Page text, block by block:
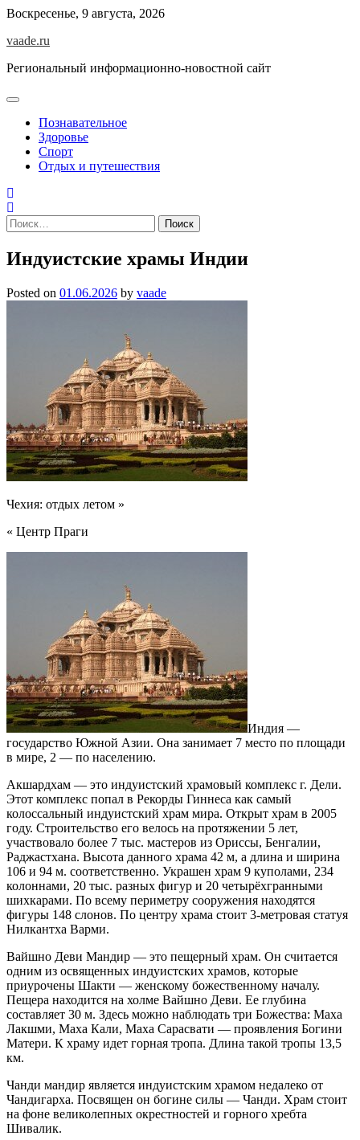
Skip
content
Воскресенье, 9 августа, 2026
vaade.ru
Региональный информационно-новостной сайт
Познавательное
Здоровье
Спорт
Отдых и путешествия
Найти:
Индуистские храмы Индии
Posted on 01.06.2026 by vaade
Чехия: отдых летом »
« Центр Праги
Индия —
государство Южной Азии. Она занимает 7 место по площади
в мире, 2 — по населению.
Акшардхам — это индуистский храмовый комплекс г. Дели.
Этот комплекс попал в Рекорды Гиннеса как самый
колоссальный индуистский храм мира. Открыт храм в 2005
году. Строительство его велось на протяжении 5 лет,
участвовало более 7 тыс. мастеров из Ориссы, Бенгалии,
Раджастхана. Высота данного храма 42 м, а длина и ширина
106 и 94 м. соответственно. Украшен храм 9 куполами, 234
колоннами, 20 тыс. разных фигур и 20 четырёхгранными
шихкарами. По всему периметру сооружения находятся
фигуры 148 слонов. По центру храма стоит 3-метровая статуя
Нилкантха Варми.
Вайшно Деви Мандир — это пещерный храм. Он считается
одним из освященных индуистских храмов, которые
приурочены Шакти — женскому божественному началу.
Пещера находится на холме Вайшно Деви. Ее глубина
составляет 30 м. Здесь можно наблюдать три Божества: Маха
Лакшми, Маха Кали, Маха Сарасвати — проявления Богини
Матери. К храму идет горная тропа. Длина такой тропы 13,5
км.
Чанди мандир является индуистским храмом недалеко от
Чандигарха. Посвящен он богине силы — Чанди. Храм стоит
на фоне великолепных окрестностей и горного хребта
Шивалик.